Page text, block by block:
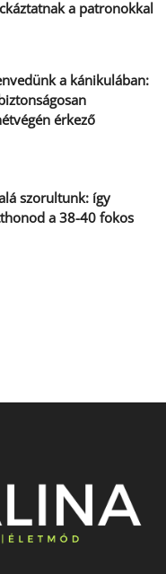
a patronokkal
a kánikulában:
érkező
szorultunk: így
a 38-40 fokos